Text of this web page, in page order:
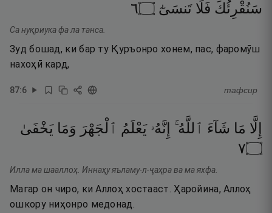
سَنُقْرِئُكَ فَلَا تَنسَىٰٓ ۝٦
Са нуқриука фа ла танса.
Зуд бошад, ки бар ту Қуръонро хонем, пас, фаромӯш
нахоҳӣ кард,
87:6 тафсир
إِلَّا مَا شَآءَ ٱللَّهُ ۚ إِنَّهُۥ يَعْلَمُ ٱلْجَهْرَ وَمَا يَخْفَىٰ
۝٧
Илла ма шааллоҳ. Иннаҳу яъламу-л-ҷаҳра ва ма яхфа.
Магар он чиро, ки Аллоҳ хостааст. Ҳаройина, Аллоҳ
ошкору ниҳонро медонад.